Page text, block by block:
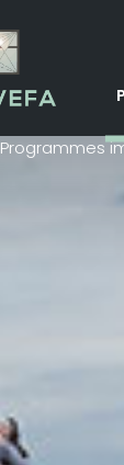
Programmes